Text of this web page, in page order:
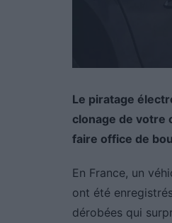
Le piratage
clonage de votre
faire office de
En France, un
ont été
dérobées qui